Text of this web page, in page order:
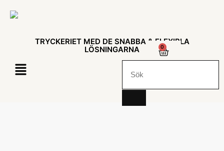
TRYCKERIET MED DE SNABBA & FLEXIBLA
LÖSNINGARNA
0